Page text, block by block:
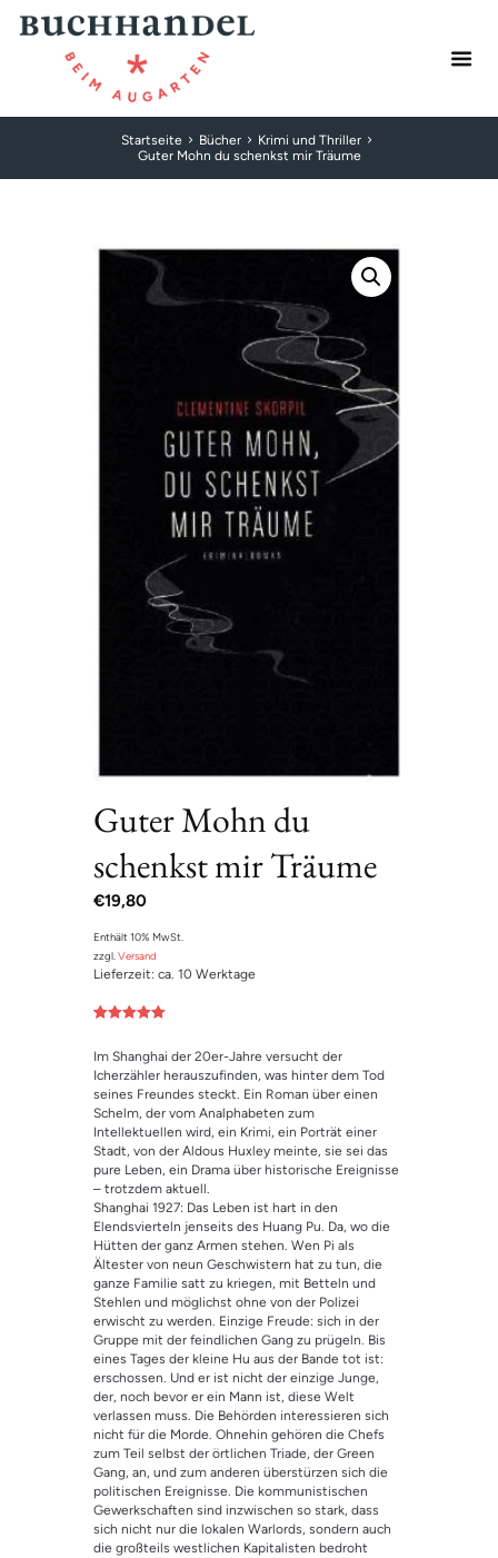
Startseite Bücher
Krimi und Thriller
Guter Mohn du schenkst mir Träume
Guter Mohn du
schenkst mir Träume
€19,80
Enthält 10% MwSt.
zzgl.Versand
Lieferzeit: ca. 10 Werktage
basierend
auf
Kundenbewe
rtung
Im Shanghai der 20er-Jahre versucht der
Icherzähler herauszufinden, was hinter dem Tod
seines Freundes steckt. Ein Roman über einen
Schelm, der vom Analphabeten zum
Intellektuellen wird, ein Krimi, ein Porträt einer
Stadt, von der Aldous Huxley meinte, sie sei das
pure Leben, ein Drama über historische Ereignisse
– trotzdem aktuell.
Shanghai 1927: Das Leben ist hart in den
Elendsvierteln jenseits des Huang Pu. Da, wo die
Hütten der ganz Armen stehen. Wen Pi als
Ältester von neun Geschwistern hat zu tun, die
ganze Familie satt zu kriegen, mit Betteln und
Stehlen und möglichst ohne von der Polizei
erwischt zu werden. Einzige Freude: sich in der
Gruppe mit der feindlichen Gang zu prügeln. Bis
eines Tages der kleine Hu aus der Bande tot ist:
erschossen. Und er ist nicht der einzige Junge,
der, noch bevor er ein Mann ist, diese Welt
verlassen muss. Die Behörden interessieren sich
nicht für die Morde. Ohnehin gehören die Chefs
zum Teil selbst der örtlichen Triade, der Green
Gang, an, und zum anderen überstürzen sich die
politischen Ereignisse. Die kommunistischen
Gewerkschaften sind inzwischen so stark, dass
sich nicht nur die lokalen Warlords, sondern auch
die großteils westlichen Kapitalisten bedroht